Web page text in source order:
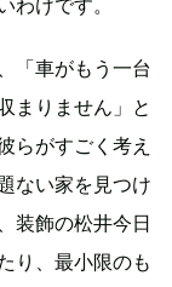
わけです。
「車がもう一台
まりません」と
らがすごく考え
ない家を見つけ
装飾の松井今日
り、最小限のも